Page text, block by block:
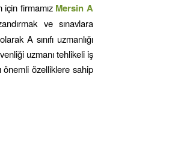
için firmamız Mersin A
ve sınavlara
A sınıfı uzmanlığı
uzmanı tehlikeli iş
önemli özelliklere sahip